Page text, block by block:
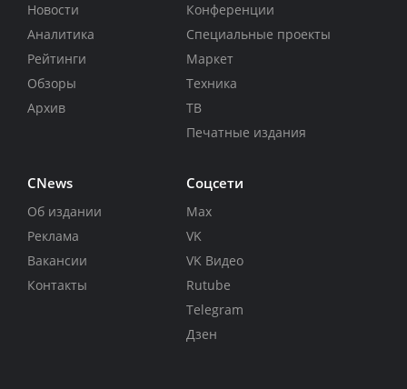
Новости
Аналитика
Рейтинги
Обзоры
Архив
Конференции
Специальные проекты
Маркет
Техника
ТВ
Печатные издания
CNews
Об издании
Реклама
Вакансии
Контакты
Соцсети
Max
VK
VK Видео
Rutube
Telegram
Дзен